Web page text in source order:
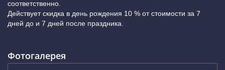
соответственно.
Действует скидка в день рождения 10 % от стоимости за 7
дней до и 7 дней после праздника.
Фотогалерея